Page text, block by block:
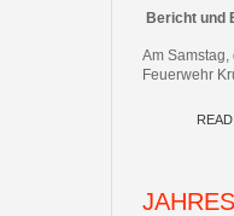
Bericht und
Am
Feuerwehr